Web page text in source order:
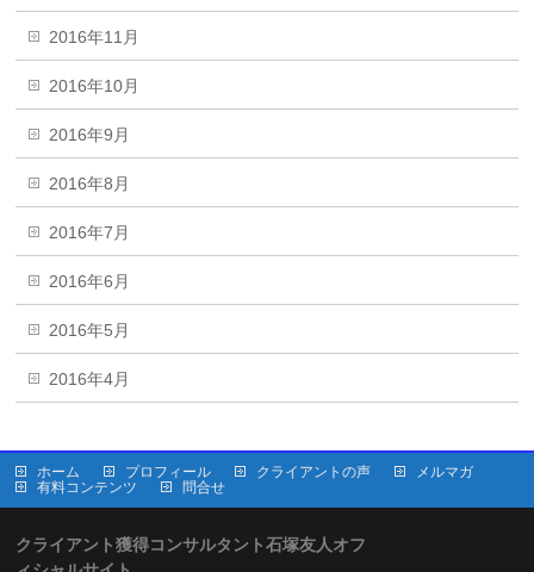
2016年11月
2016年10月
2016年9月
2016年8月
2016年7月
2016年6月
2016年5月
2016年4月
ホーム プロフィール クライアントの声
メルマガ
有料コンテンツ
問合せ
クライアント獲得コンサルタント石塚友人オフ